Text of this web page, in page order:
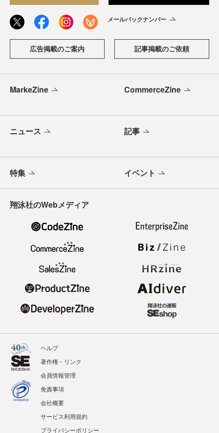
メールバックナンバー
広告掲載のご案内 記事掲載のご依頼
MarkeZine CommerceZine
ニュース 記事
特集 イベント
翔泳社のWebメディア
ヘルプ
著作権・リンク
会員情報管理
免責事項
会社概要
サービス利用規約
プライバシーポリシー